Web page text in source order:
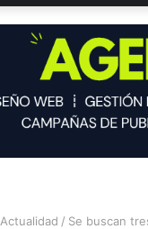
Actualidad / Se buscan